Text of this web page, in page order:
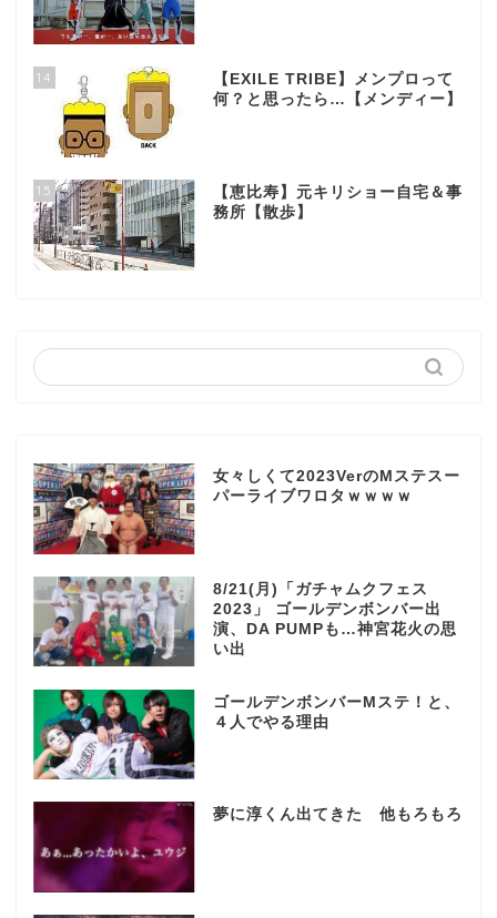
14
【EXILE TRIBE】メンプロって
何？と思ったら…【メンディー】
15
【恵比寿】元キリショー自宅＆事
務所【散歩】
女々しくて2023VerのMステスー
パーライブワロタｗｗｗｗ
8/21(月)「ガチャムクフェス
2023」 ゴールデンボンバー出
演、DA PUMPも…神宮花火の思
い出
ゴールデンボンバーMステ！と、
４人でやる理由
夢に淳くん出てきた 他もろもろ